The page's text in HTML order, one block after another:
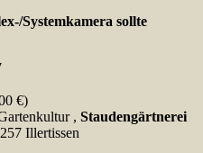
Systemkamera sollte
€)
, Staudengärtnerei
Illertissen